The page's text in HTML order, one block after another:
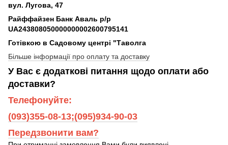
вул. Лугова, 47
Райффайзен Банк Аваль р/р
UA243808050000000002600795141
Готівкою в Садовому центрі "Таволга
Більше інформації про оплату та доставку
У Вас є додаткові питання щодо оплати або
доставки?
Телефонуйте:
(093)355-08-13;(095)934-90-03
Передзвонити вам?